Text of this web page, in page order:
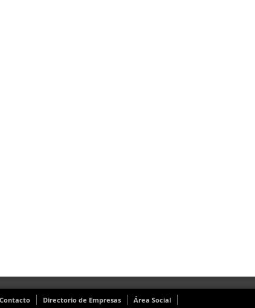
Contacto Directorio de Empresas Área Social